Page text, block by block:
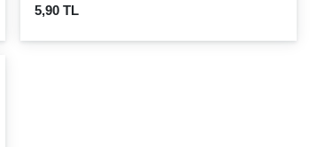
5,90 TL